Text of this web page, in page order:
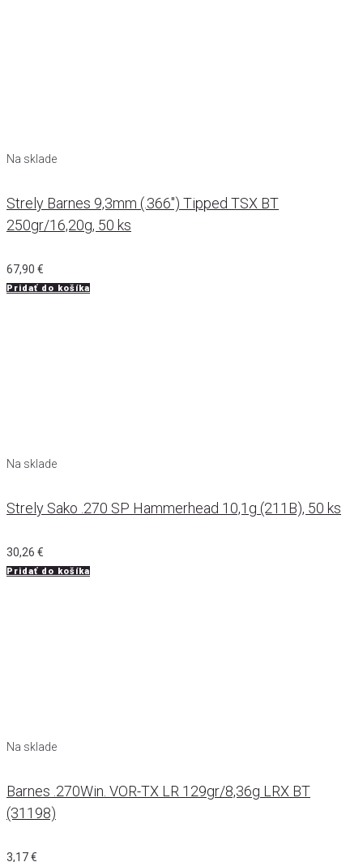
Na sklade
Strely Barnes 9,3mm (.366") Tipped TSX BT
250gr/16,20g, 50 ks
67,90 €
Pridať do košíka
Na sklade
Strely Sako .270 SP Hammerhead 10,1g (211B), 50 ks
30,26 €
Pridať do košíka
Na sklade
Barnes .270Win. VOR-TX LR 129gr/8,36g LRX BT
(31198)
3,17€